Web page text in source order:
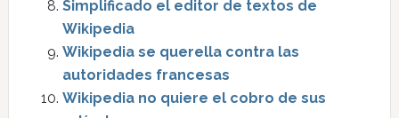
Simplificado el editor de textos de
Wikipedia
Wikipedia se querella contra las
autoridades francesas
Wikipedia no quiere el cobro de sus